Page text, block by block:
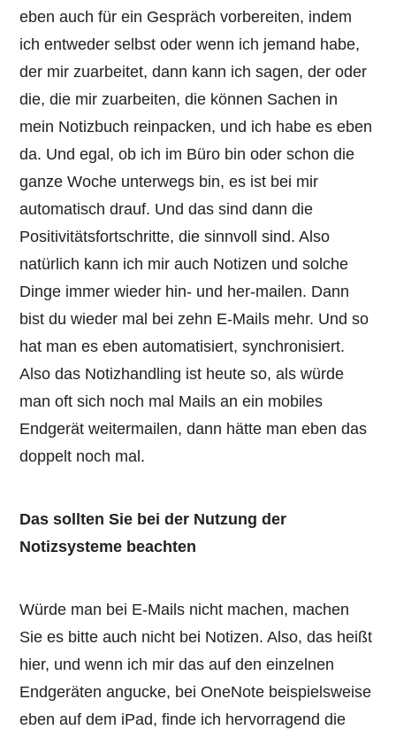
eben auch für ein Gespräch vorbereiten, indem
ich entweder selbst oder wenn ich jemand habe,
der mir zuarbeitet, dann kann ich sagen, der oder
die, die mir zuarbeiten, die können Sachen in
mein Notizbuch reinpacken, und ich habe es eben
da. Und egal, ob ich im Büro bin oder schon die
ganze Woche unterwegs bin, es ist bei mir
automatisch drauf. Und das sind dann die
Positivitätsfortschritte, die sinnvoll sind. Also
natürlich kann ich mir auch Notizen und solche
Dinge immer wieder hin- und her-mailen. Dann
bist du wieder mal bei zehn E-Mails mehr. Und so
hat man es eben automatisiert, synchronisiert.
Also das Notizhandling ist heute so, als würde
man oft sich noch mal Mails an ein mobiles
Endgerät weitermailen, dann hätte man eben das
doppelt noch mal.
Das sollten Sie bei der Nutzung der
Notizsysteme beachten
Würde man bei E-Mails nicht machen, machen
Sie es bitte auch nicht bei Notizen. Also, das heißt
hier, und wenn ich mir das auf den einzelnen
Endgeräten angucke, bei OneNote beispielsweise
eben auf dem iPad, finde ich hervorragend die